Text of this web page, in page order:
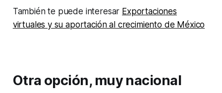
También te puede interesar Exportaciones
virtuales y su aportación al crecimiento de México
Otra opción, muy nacional